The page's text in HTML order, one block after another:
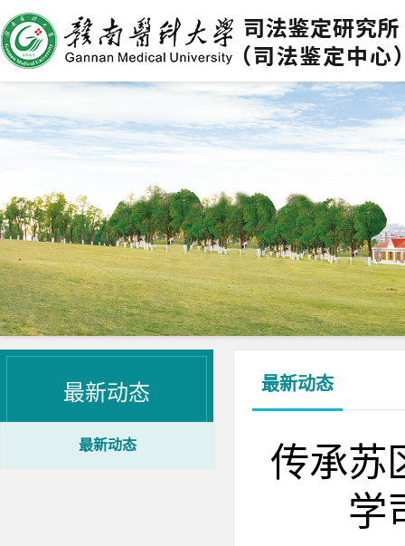
最新动态
最新动态
最新动态
传承苏
学